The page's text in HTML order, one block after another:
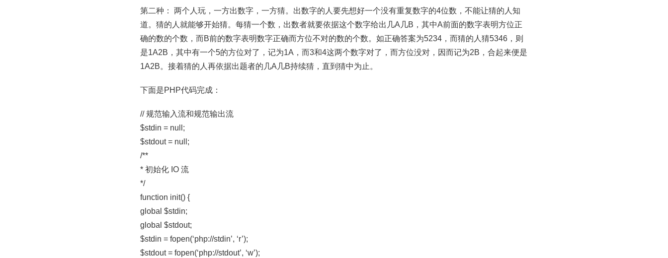
第二种： 两个人玩，一方出数字，一方猜。出数字的人要先想好一个没有重复数字的4位数，不能让猜的人知
道。猜的人就能够开始猜。每猜一个数，出数者就要依据这个数字给出几A几B，其中A前面的数字表明方位正
确的数的个数，而B前的数字表明数字正确而方位不对的数的个数。如正确答案为5234，而猜的人猜5346，则
是1A2B，其中有一个5的方位对了，记为1A，而3和4这两个数字对了，而方位没对，因而记为2B，合起来便是
1A2B。接着猜的人再依据出题者的几A几B持续猜，直到猜中为止。
下面是PHP代码完成：
// 规范输入流和规范输出流
$stdin = null;
$stdout = null;
/**
* 初始化 IO 流
*/
function init() {
global $stdin;
global $stdout;
$stdin = fopen(‘php://stdin’, ‘r’);
$stdout = fopen(‘php://stdout’, ‘w’);